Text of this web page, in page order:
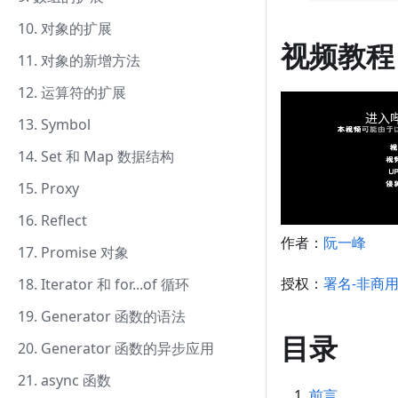
10. 对象的扩展
11. 对象的新增方法
12. 运算符的扩展
13. Symbol
14. Set 和 Map 数据结构
15. Proxy
16. Reflect
17. Promise 对象
18. Iterator 和 for...of 循环
19. Generator 函数的语法
20. Generator 函数的异步应用
21. async 函数
视频教程
作者： 阮一峰
授权： 署名-非商
目录